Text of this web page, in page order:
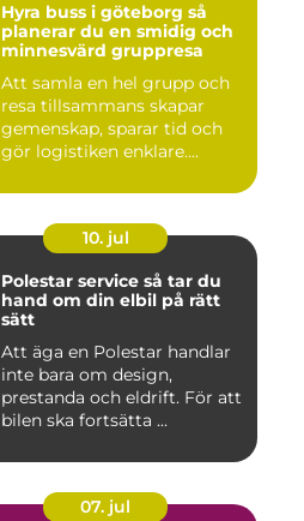
Hyra buss i göteborg så
planerar du en smidig och
minnesvärd gruppresa
Att samla en hel grupp och
resa tillsammans skapar
gemenskap, sparar tid och
gör logistiken enklare....
10. jul
Polestar service så tar du
hand om din elbil på rätt
sätt
Att äga en Polestar handlar
inte bara om design,
prestanda och eldrift. För att
bilen ska fortsätta ...
07. jul